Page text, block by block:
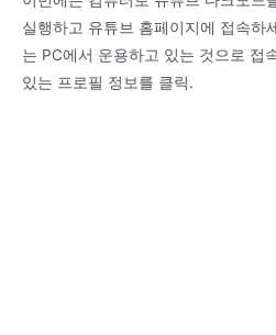
실행하고 유튜브 홈페이지에 접속하
는 PC에서 운용하고 있는 것으로 접
있는 프로필 정보를 클릭.